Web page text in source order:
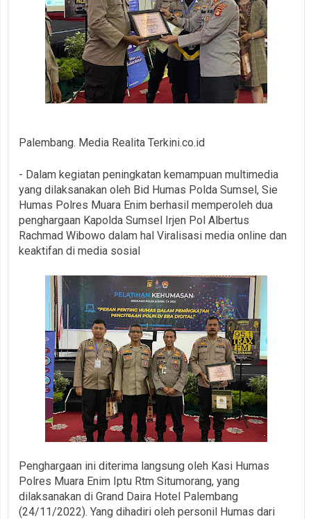
Palembang. Media Realita Terkini.co.id
- Dalam kegiatan peningkatan kemampuan multimedia
yang dilaksanakan oleh Bid Humas Polda Sumsel, Sie
Humas Polres Muara Enim berhasil memperoleh dua
penghargaan Kapolda Sumsel Irjen Pol Albertus
Rachmad Wibowo dalam hal Viralisasi media online dan
keaktifan di media sosial
Penghargaan ini diterima langsung oleh Kasi Humas
Polres Muara Enim Iptu Rtm Situmorang, yang
dilaksanakan di Grand Daira Hotel Palembang
(24/11/2022). Yang dihadiri oleh personil Humas dari